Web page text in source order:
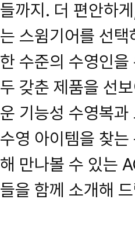
들까지. 더 편안하
는 스윔기어를 선
한 수준의 수영인
두 갖춘 제품을 선
운 기능성 수영복
수영 아이템을 찾
해 만나볼 수 있는
들을 함께 소개해